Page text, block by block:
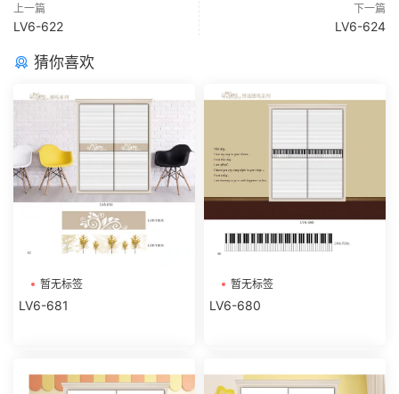
上一篇
LV6-622
下一篇
LV6-624
猜你喜欢
暂无标签
LV6-681
暂无标签
LV6-680